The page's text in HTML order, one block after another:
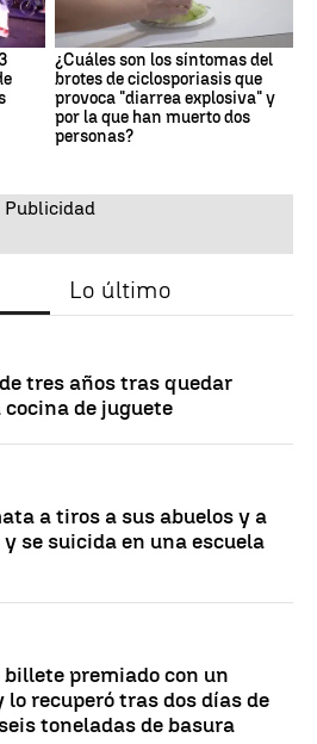
¿Cuáles son los síntomas del
brotes de ciclosporiasis que
provoca "diarrea explosiva" y
por la que han muerto dos
personas?
Lo último
tres años tras quedar
de juguete
a tiros a sus abuelos y a
se suicida en una escuela
premiado con un
lo recuperó tras dos días de
toneladas de basura